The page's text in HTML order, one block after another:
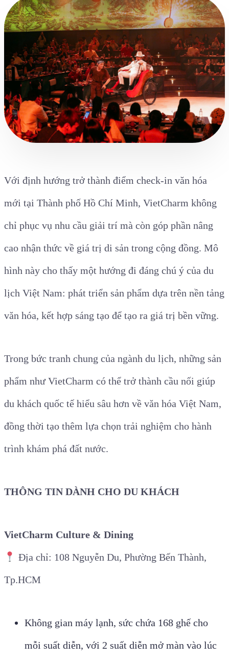
Với định hướng trở thành điểm check-in văn hóa
mới tại Thành phố Hồ Chí Minh, VietCharm không
chỉ phục vụ nhu cầu giải trí mà còn góp phần nâng
cao nhận thức về giá trị di sản trong cộng đồng. Mô
hình này cho thấy một hướng đi đáng chú ý của du
lịch Việt Nam: phát triển sản phẩm dựa trên nền tảng
văn hóa, kết hợp sáng tạo để tạo ra giá trị bền vững.
Trong bức tranh chung của ngành du lịch, những sản
phẩm như VietCharm có thể trở thành cầu nối giúp
du khách quốc tế hiểu sâu hơn về văn hóa Việt Nam,
đồng thời tạo thêm lựa chọn trải nghiệm cho hành
trình khám phá đất nước.
THÔNG TIN DÀNH CHO DU KHÁCH
VietCharm Culture & Dining
Địa chỉ: 108 Nguyễn Du, Phường Bến Thành,
Tp.HCM
Không gian máy lạnh, sức chứa 168 ghế cho
mỗi suất diễn, với 2 suất diễn mở màn vào lúc